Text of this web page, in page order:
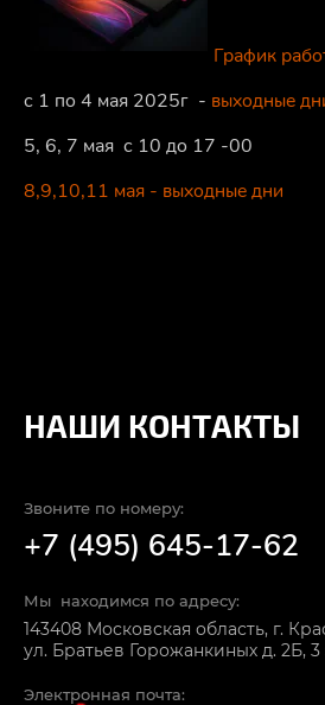
График
с 1 по 4 мая 2025г - выходные
5, 6, 7 мая с 10 до 17 -00
8,9,10,11 мая - выходные дни
НАШИ КОНТАКТЫ
Звоните по номеру:
+7 (495) 645-17-62
Мы находимся по адресу:
143408 Московская область, г.
ул. Братьев Горожанкиных д. 2Б,
Электронная почта: